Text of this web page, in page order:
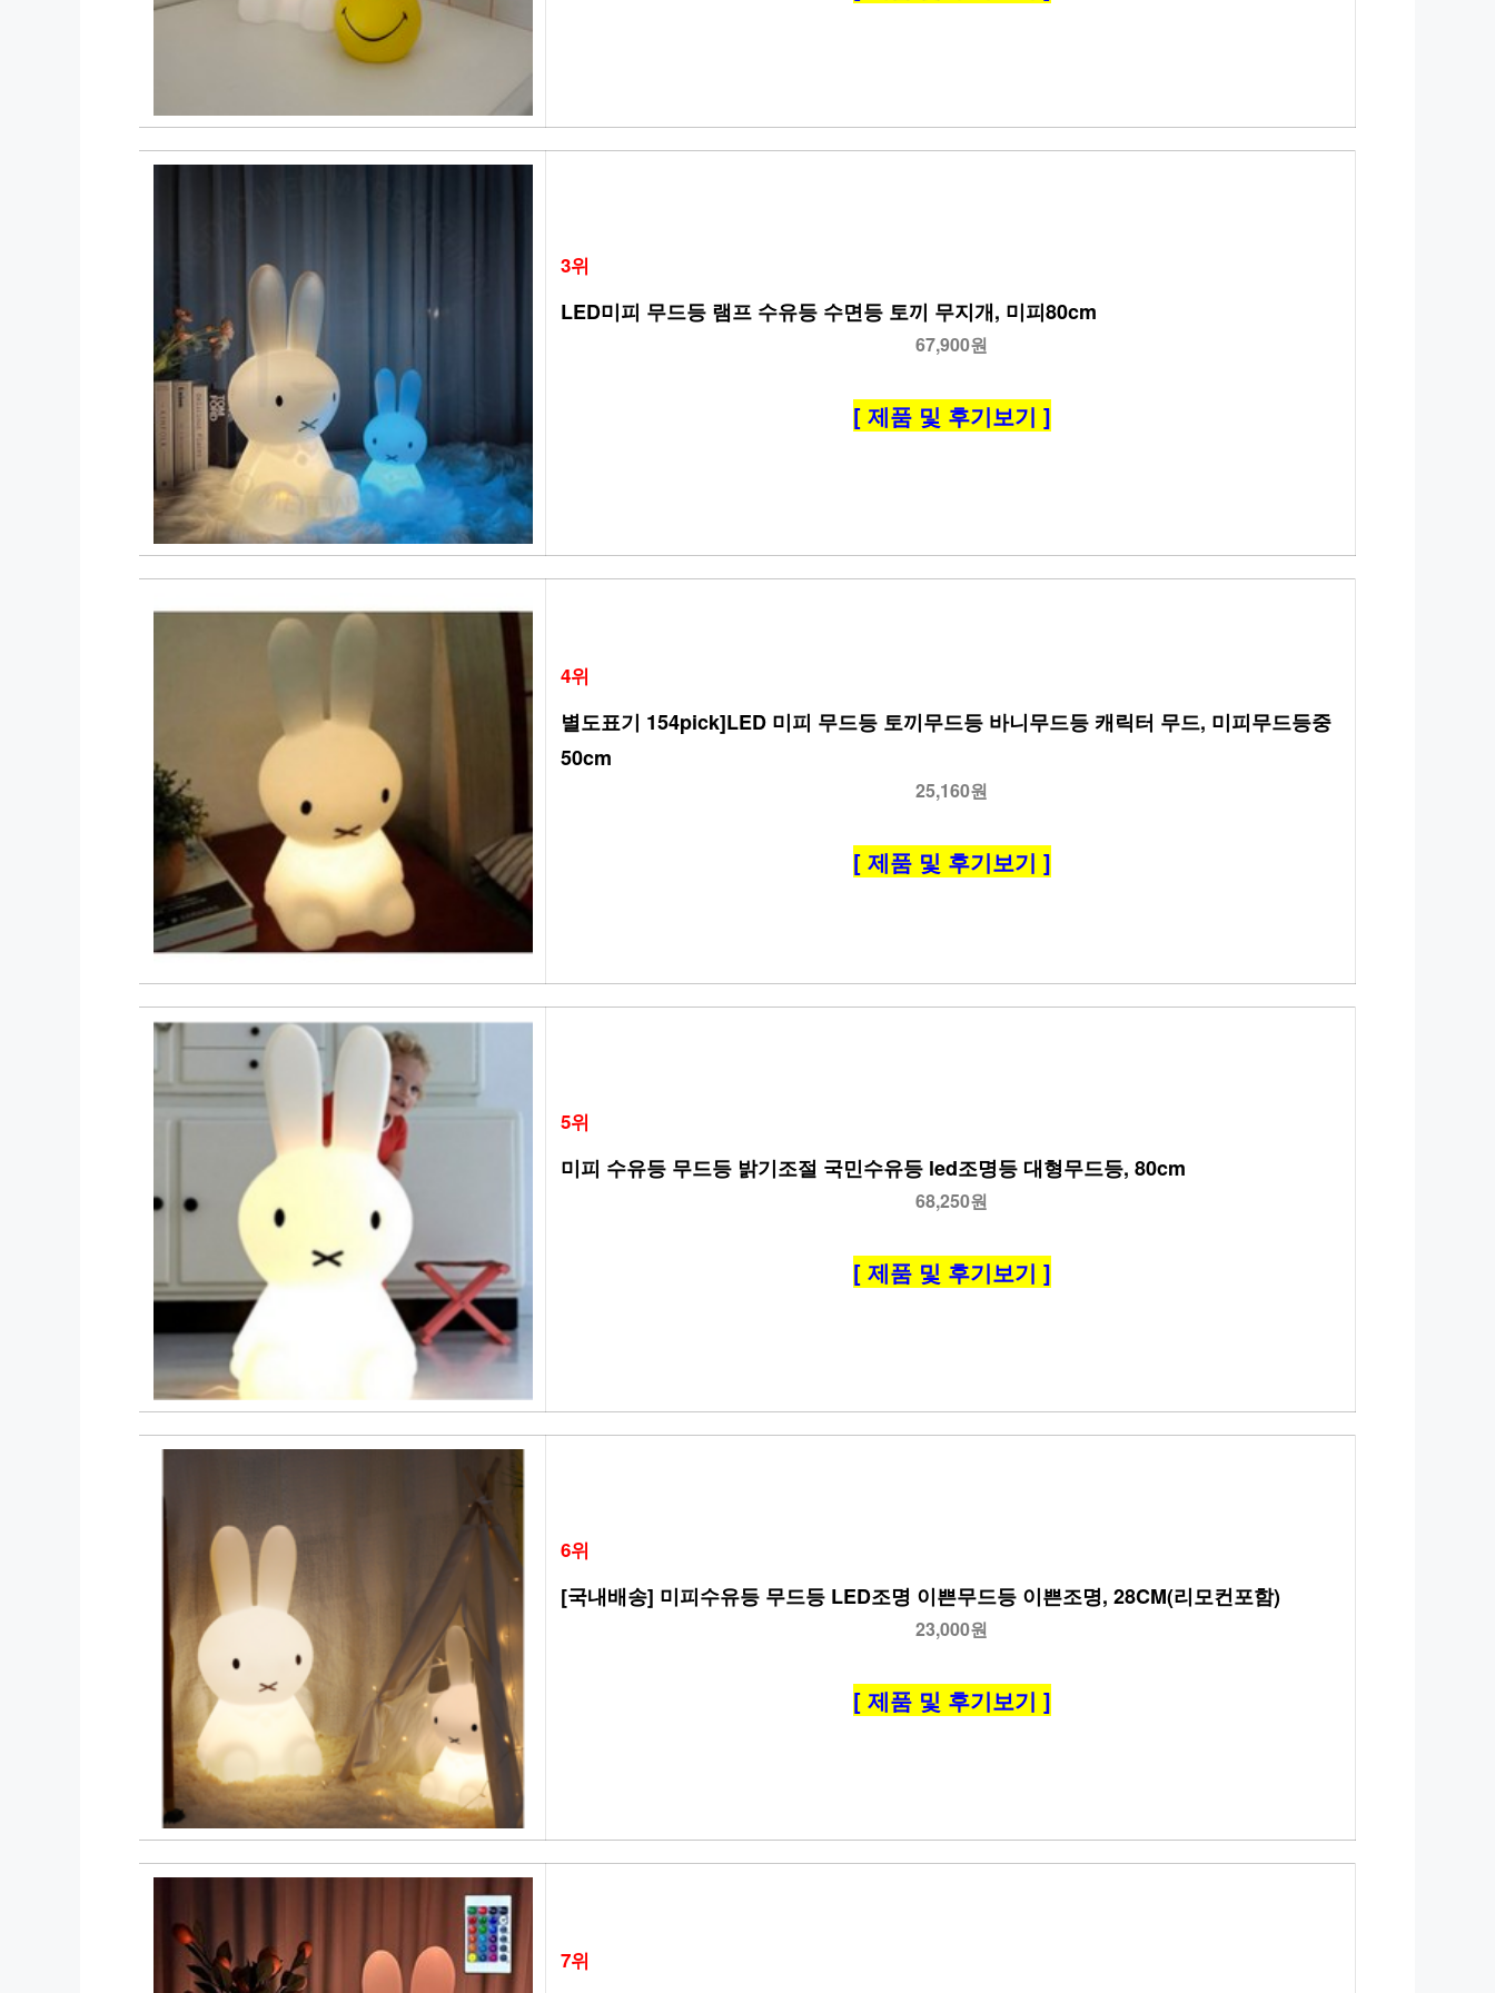
3위
LED미피 무드등 램프 수유등 수면등 토끼 무지개, 미피80cm
67,900원
[ 제품 및 후기보기 ]
4위
별도표기 154pick]LED 미피 무드등 토끼무드등 바니무드등 캐릭터 무드, 미피무드등중
50cm
25,160원
[ 제품 및 후기보기 ]
5위
미피 수유등 무드등 밝기조절 국민수유등 led조명등 대형무드등, 80cm
68,250원
[ 제품 및 후기보기 ]
6위
[국내배송] 미피수유등 무드등 LED조명 이쁜무드등 이쁜조명, 28CM(리모컨포함)
23,000원
[ 제품 및 후기보기 ]
7위